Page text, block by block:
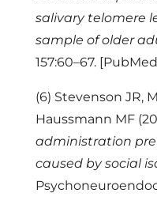
salivary telomere
sample of older
157:60–67.
(6) Stevenson JR,
Haussmann MF
administration
caused by social